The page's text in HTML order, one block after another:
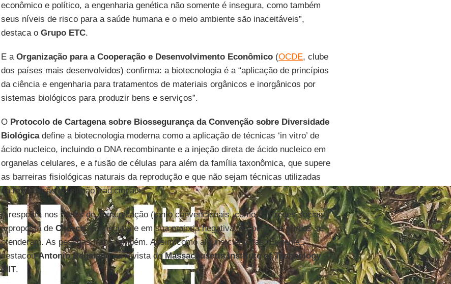
econômico e político, a engenharia genética não somente é insegura, como também
seus níveis de risco para a saúde humana e o meio ambiente são inaceitáveis”,
destaca o Grupo ETC.
E a Organização para a Cooperação e Desenvolvimento Econômico(OCDE, clube
dos países mais desenvolvidos) confirma: a biotecnologia é a “aplicação de princípios
da ciência e engenharia para tratamentos de materiais orgânicos e inorgânicos por
sistemas biológicos para produzir bens e serviços”.
O Protocolo de Cartagena sobre Biossegurança da Convenção sobre Diversidade
Biológicadefine a biotecnologia moderna como a aplicação de técnicas ‘in vitro’ de
ácido nucleico, incluindo o DNA recombinante e a injeção direta de ácido nucleico em
organelas celulares, e a fusão de células para além da família taxonômica, que supere
as barreiras fisiológicas naturais da reprodução e que não sejam técnicas utilizadas
na reprodução e seleção tradicionais.
A resposta nos meios de comunicação (tanto convencionais, como nas redes sociais)
à proposta de Churchfoi imediata e em sua maioria negativa. As pessoas surdas se
ofenderam. As pessoas trans também. Assim como alguns cientistas. Eugenia!,
destacouAntonio Regaladona revista doMassachusetts Institute of Technology-
MIT.